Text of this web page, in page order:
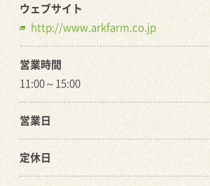
ウェブサイト
http://www.arkfarm.co.jp
営業時間
11:00～15:00
営業日
定休日